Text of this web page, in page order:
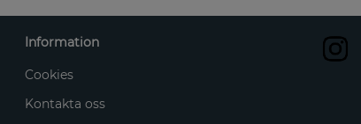
Information
Cookies
Kontakta oss